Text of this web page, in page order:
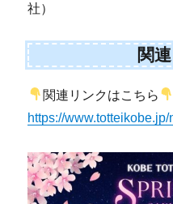
社）
関
関連リンクはこちら
https://